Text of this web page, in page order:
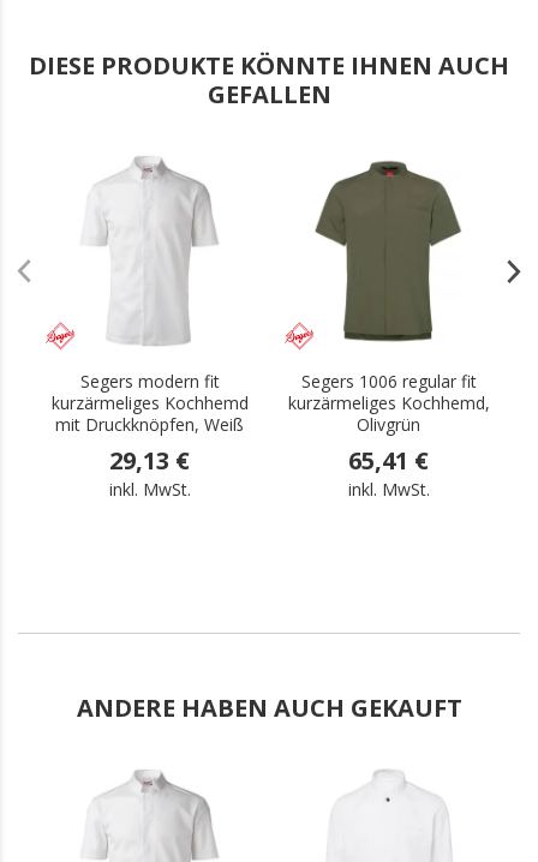
DIESE PRODUKTE KÖNNTE IHNEN AUCH
GEFALLEN
Segers modern fit
kurzärmeliges Kochhemd
mit Druckknöpfen, Weiß
29,13 €
inkl. MwSt.
Segers 1006 regular fit
kurzärmeliges Kochhemd,
Olivgrün
65,41 €
inkl. MwSt.
ANDERE HABEN AUCH GEKAUFT